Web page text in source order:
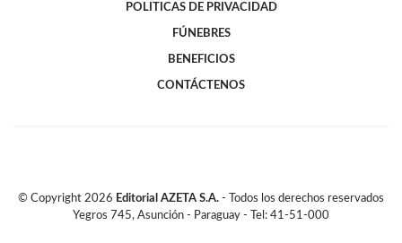
POLITICAS DE PRIVACIDAD
FÚNEBRES
BENEFICIOS
CONTÁCTENOS
© Copyright 2026 Editorial AZETA S.A. - Todos los derechos reservados
Yegros 745, Asunción - Paraguay - Tel: 41-51-000